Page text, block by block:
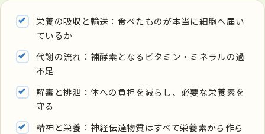
栄養の吸収と輸送：食べたものが本当に細胞へ届い
ているか
代謝の流れ：補酵素となるビタミン・ミネラルの過
不足
解毒と排泄：体への負担を減らし、必要な栄養素を
守る
精神と栄養：神経伝達物質はすべて栄養素から作ら